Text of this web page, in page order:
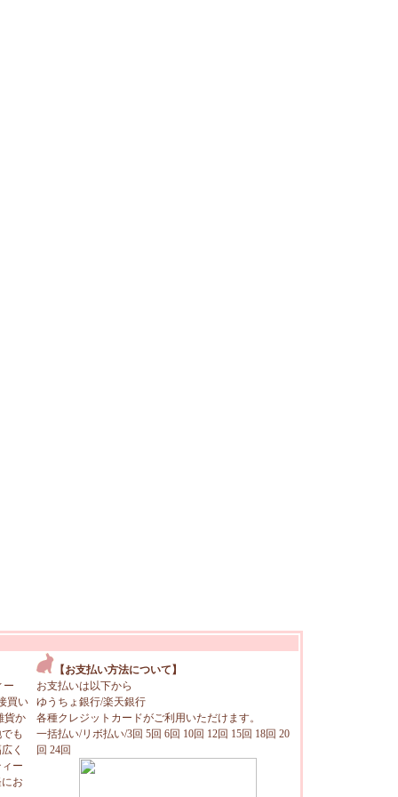
ー
買い
貨か
も
く
ー
お
【お支払い方法について】
お支払いは以下から
ゆうちょ銀行/楽天銀行
各種クレジットカードがご利用いただけます。
一括払い/リボ払い/3回 5回 6回 10回 12回 15回 18回 20
回 24回